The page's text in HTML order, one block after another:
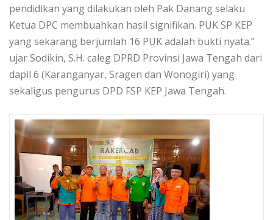
pendidikan yang dilakukan oleh Pak Danang selaku
Ketua DPC membuahkan hasil signifikan. PUK SP KEP
yang sekarang berjumlah 16 PUK adalah bukti nyata.”
ujar Sodikin, S.H. caleg DPRD Provinsi Jawa Tengah dari
dapil 6 (Karanganyar, Sragen dan Wonogiri) yang
sekaligus pengurus DPD FSP KEP Jawa Tengah.